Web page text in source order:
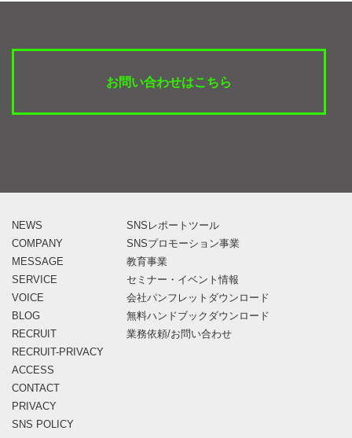
お問い合わせはこちら
NEWS
COMPANY
MESSAGE
SERVICE
VOICE
BLOG
RECRUIT
RECRUIT-PRIVACY
ACCESS
CONTACT
PRIVACY
SNS POLICY
SNSレポートツール
SNSプロモーション事業
教育事業
セミナー・イベント情報
会社パンフレットダウンロード
無料ハンドブックダウンロード
業務依頼/お問い合わせ